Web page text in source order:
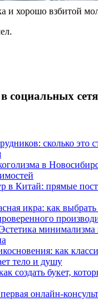
и хорошо взбитой
социальных
сколько это
в
в Китай: прямые
икра: как
минимализма
как
тело и душу
создать букет,
онлайн-